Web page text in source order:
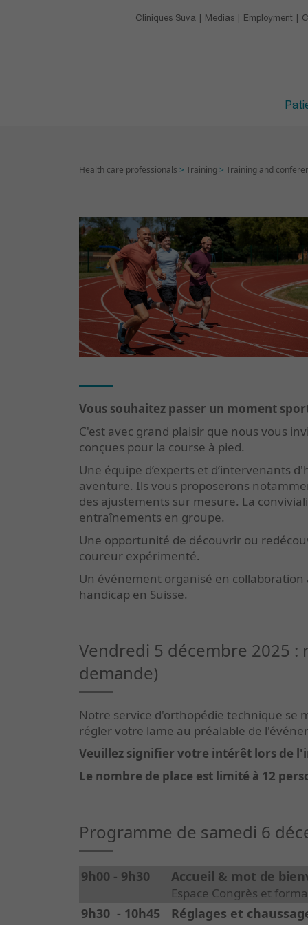
Cliniques Suva Medias Employment
Health care professionals > Training > Training and
Vous souhaitez passer un moment
C'est avec grand plaisir que nous vous
conçues pour la course à pied.
Une équipe d’experts et d’intervenants
aventure. Ils vous proposerons
des ajustements sur mesure. La
entraînements en groupe.
Une opportunité de découvrir ou
coureur expérimenté.
Un événement organisé en
handicap en Suisse.
Vendredi 5 décembre 2025
demande)
Notre service d'orthopédie technique se
régler votre lame au préalable de
Veuillez signifier votre intérêt lors de
Le nombre de place est limité à 12
Programme de samedi 6
9h00 - 9h30 Accueil & mot de
Espace Congrès et
9h30 - 10h45
Réglages et